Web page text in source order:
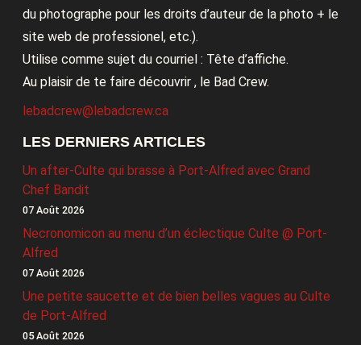
du photographe pour les droits d’auteur de la photo + le
site web de professionel, etc.).
Utilise comme sujet du courriel : Tête d’affiche.
Au plaisir de te faire découvrir , le Bad Crew.
lebadcrew@lebadcrew.ca
LES DERNIERS ARTICLES
Un after-Culte qui brasse à Port-Alfred avec Grand
Chef Bandit
07 Août 2026
Necronomicon au menu d’un éclectique Culte @ Port-
Alfred
07 Août 2026
Une petite saucette et de bien belles vagues au Culte
de Port-Alfred
05 Août 2026